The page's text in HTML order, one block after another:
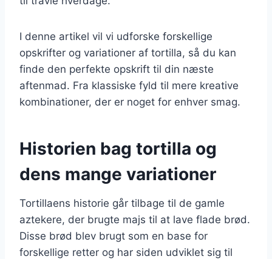
I denne artikel vil vi udforske forskellige
opskrifter og variationer af tortilla, så du kan
finde den perfekte opskrift til din næste
aftenmad. Fra klassiske fyld til mere kreative
kombinationer, der er noget for enhver smag.
Historien bag tortilla og
dens mange variationer
Tortillaens historie går tilbage til de gamle
aztekere, der brugte majs til at lave flade brød.
Disse brød blev brugt som en base for
forskellige retter og har siden udviklet sig til